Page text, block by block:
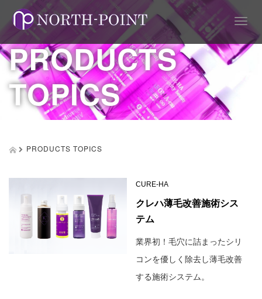
T
g
g
PRODUCTS
TOPICS
PRODUCTS TOPICS
CURE-HA
クレハ薄毛改善施術シス
テム
業界初！毛穴に詰まったシリ
コンを優しく除去し薄毛改善
する施術システム。